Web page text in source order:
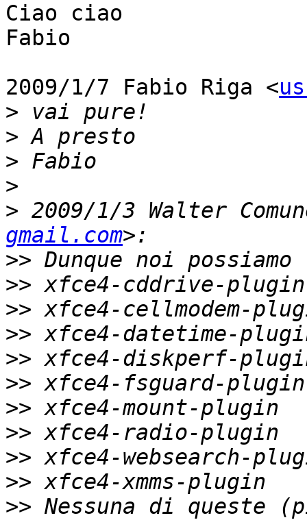
Ciao ciao
Fabio
2009/1/7 Fabio Riga <
>
>
>
>
> 2009/1/3 Walter
gmail.com
>>
>>
>>
>>
>>
>>
>>
>>
>>
>>
>> Nessuna di queste